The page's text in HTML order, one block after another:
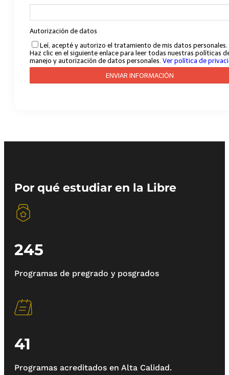
Por qué estudiar en la Libre
245
Programas de pregrado y posgrados
41
Programas acreditados en Alta Calidad.